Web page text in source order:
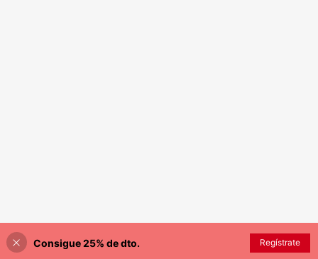
Consigue 25% de dto. Regístrate